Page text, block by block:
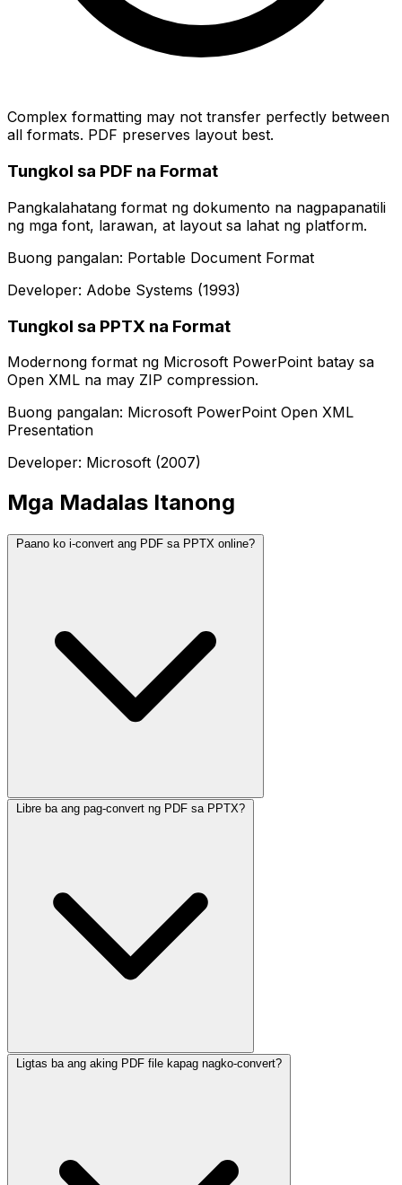
Complex formatting may not transfer perfectly between
all formats. PDF preserves layout best.
Tungkol sa PDF na Format
Pangkalahatang format ng dokumento na nagpapanatili
ng mga font, larawan, at layout sa lahat ng platform.
Buong pangalan: Portable Document Format
Developer: Adobe Systems (1993)
Tungkol sa PPTX na Format
Modernong format ng Microsoft PowerPoint batay sa
Open XML na may ZIP compression.
Buong pangalan: Microsoft PowerPoint Open XML
Presentation
Developer: Microsoft (2007)
Mga Madalas Itanong
Paano ko i-convert ang PDF sa PPTX online?
Libre ba ang pag-convert ng PDF sa PPTX?
Ligtas ba ang aking PDF file kapag nagko-convert?